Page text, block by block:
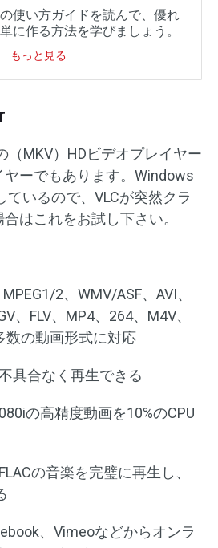
使い方ガイドを読んで、優れ
に作る方法を学びましょう。
もっと見る
（MKV）HDビデオプレイヤー
ーでもあります。Windows
ているので、VLCが突然クラ
はこれをお試し下さい。
2、WMV/ASF、AVI、
、FLV、MP4、264、M4V、
数の動画形式に対応
具合なく再生できる
の高精度動画を10%のCPU
の音楽を完璧に再生し、
、Vimeoなどからオンラ